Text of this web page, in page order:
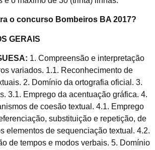
o concurso Bombeiros BA 2017?
GERAIS
1. Compreensão e interpretação
variados. 1.1. Reconhecimento de
2. Domínio da ortografia oficial. 3.
3.1. Emprego da acentuação gráfica. 4.
de coesão textual. 4.1. Emprego
substituição e repetição, de
elementos de sequenciação textual. 4.2.
de tempos e modos verbais. 5. Domínio